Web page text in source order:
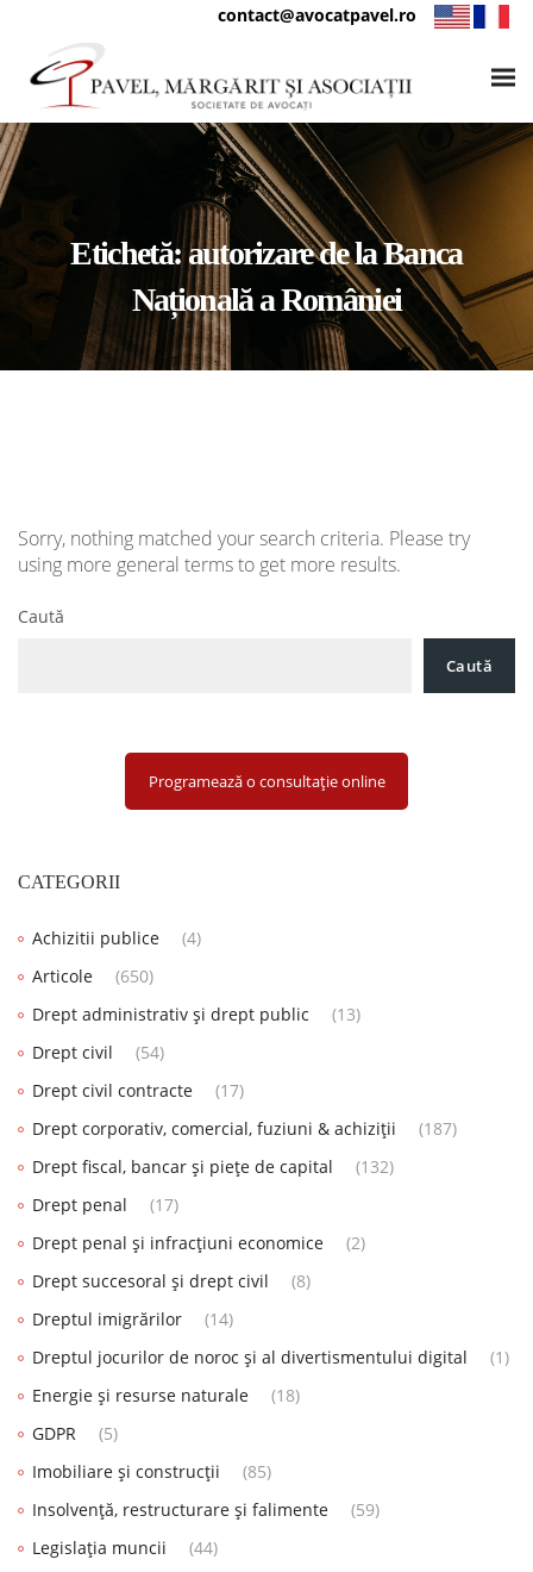
contact@avocatpavel.ro
Etichetă:autorizare de la Banca
Națională a României
Sorry, nothing matched your search criteria. Please try
using more general terms to get more results.
Caută
Caută
Programează o consultație online
CATEGORII
Achizitii publice
(4)
Articole
(650)
Drept administrativ și drept public
(13)
Drept civil
(54)
Drept civil contracte
(17)
Drept corporativ, comercial, fuziuni & achiziții
(187)
Drept fiscal, bancar și piețe de capital
(132)
Drept penal
(17)
Drept penal și infracțiuni economice
(2)
Drept succesoral și drept civil
(8)
Dreptul imigrărilor
(14)
Dreptul jocurilor de noroc și al divertismentului digital
(1)
Energie și resurse naturale
(18)
GDPR
(5)
Imobiliare și construcții
(85)
Insolvență, restructurare și falimente
(59)
Legislația muncii
(44)